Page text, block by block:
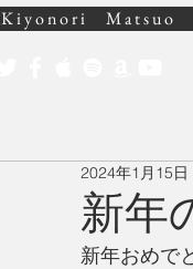
K i y o n o r i M a t s u o
新年
2024年1月15日
新年おめで